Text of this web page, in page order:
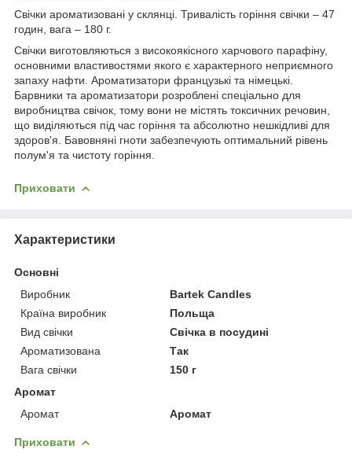
Свічки ароматизовані у склянці. Тривалість горіння свічки – 47
годин, вага – 180 г.
Свічки виготовляються з високоякісного харчового парафіну,
основними властивостями якого є характерного неприємного
запаху нафти. Ароматизатори французькі та німецькі.
Барвники та ароматизатори розроблені спеціально для
виробництва свічок, тому вони не містять токсичних речовин,
що виділяються під час горіння та абсолютно нешкідливі для
здоров'я. Бавовняні гноти забезпечують оптимальний рівень
полум'я та чистоту горіння.
Приховати
Характеристики
Основні
Виробник
Bartek Candles
Країна виробник
Польща
Вид свічки
Свічка в посудині
Ароматизована
Так
Вага свічки
150 г
Аромат
Аромат
Аромат
Приховати